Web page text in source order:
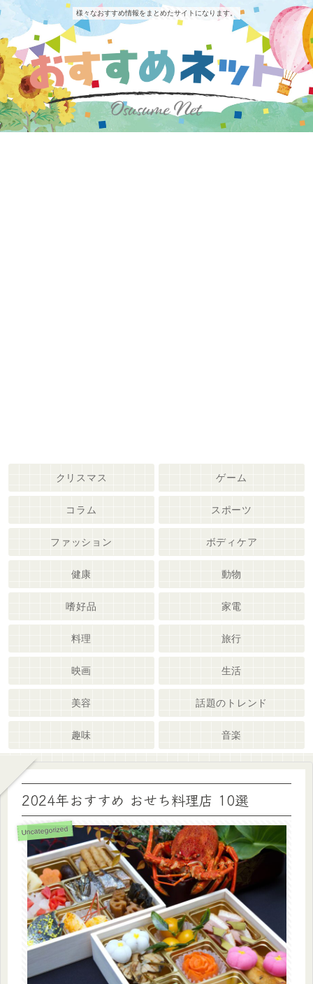
様々なおすすめ情報をまとめたサイトになります。
クリスマス ゲーム
コラム スポーツ
ファッション ボディケア
健康 動物
嗜好品 家電
料理 旅行
映画 生活
美容 話題のトレンド
趣味 音楽
2024年おすすめ おせち料理店 10選
Uncategorized